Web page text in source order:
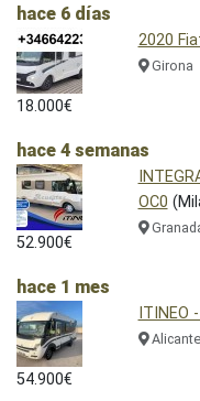
hace 6 días
18.000€
2020
Girona
hace 4 semanas
52.900€
OC0
hace 1 mes
54.900€
ITINEO
Alicante